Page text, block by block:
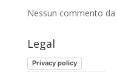
Nessun commento
Legal
Privacy policy